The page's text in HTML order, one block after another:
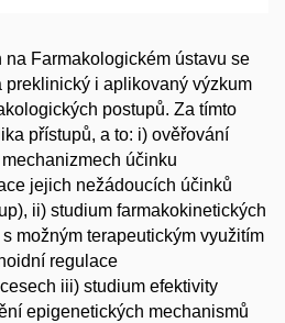
Farmakologickém ústavu se
i aplikovaný výzkum
postupů. Za tímto
přístupů, a to: i) ověřování
účinku
jejich nežádoucích účinků
ii) studium farmakokinetických
možným terapeutickým využitím
regulace
iii) studium efektivity
epigenetických mechanismů